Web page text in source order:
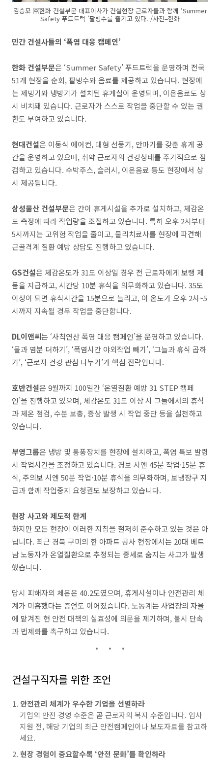
김승모 ㈜한화 건설부문 대표이사가 건설현장 근로자들과 함께 ‘Summer
Safety 푸드트럭 ’팥빙수를 즐기고 있다. /사진=한화
민간 건설사들의 ‘폭염 대응 캠페인’
한화 건설부문은 ‘Summer Safety’ 푸드트럭을 운영하며 전국
51개 현장을 순회, 팥빙수와 음료를 제공하고 있습니다. 현장에
는 제빙기와 냉방기가 설치된 휴게실이 운영되며, 이온음료도 상
시 비치돼 있습니다. 근로자가 스스로 작업을 중단할 수 있는 권
한도 부여하고 있습니다.
현대건설은 이동식 에어컨, 대형 선풍기, 안마기를 갖춘 휴게 공
간을 운영하고 있으며, 취약 근로자의 건강상태를 주기적으로 점
검하고 있습니다. 수박주스, 슬러시, 이온음료 등도 현장에서 상
시 제공됩니다.
삼성물산 건설부문은 간이 휴게시설을 추가로 설치하고, 체감온
도 측정에 따라 작업량을 조절하고 있습니다. 특히 오후 2시부터
5시까지는 고위험 작업을 줄이고, 물리치료사를 현장에 파견해
근골격계 질환 예방 상담도 진행하고 있습니다.
GS건설은 체감온도가 31도 이상일 경우 전 근로자에게 보랭 제
품을 지급하고, 시간당 10분 휴식을 의무화하고 있습니다. 35도
이상이 되면 휴식시간을 15분으로 늘리고, 이 온도가 오후 2시~5
시까지 지속될 경우 작업을 중단합니다.
DL이앤씨는 ‘사칙연산 폭염 대응 캠페인’을 운영하고 있습니다.
‘물과 염분 더하기’, ‘폭염시간 야외작업 빼기’, ‘그늘과 휴식 곱하
기’, ‘근로자 건강 관심 나누기’가 핵심 전략입니다.
호반건설은 9월까지 100일간 ‘온열질환 예방 31 STEP 캠페
인’을 진행하고 있으며, 체감온도 31도 이상 시 그늘에서의 휴식
과 체온 점검, 수분 보충, 증상 발생 시 작업 중단 등을 실천하고
있습니다.
부영그룹은 냉방 및 통풍장치를 현장에 설치하고, 폭염 특보 발령
시 작업시간을 조정하고 있습니다. 경보 시엔 45분 작업·15분 휴
식, 주의보 시엔 50분 작업·10분 휴식을 의무화하며, 보냉장구 지
급과 함께 작업중지 요청권도 보장하고 있습니다.
현장 사고와 제도적 한계
하지만 모든 현장이 이러한 지침을 철저히 준수하고 있는 것은 아
닙니다. 최근 경북 구미의 한 아파트 공사 현장에서는 20대 베트
남 노동자가 온열질환으로 추정되는 증세로 숨지는 사고가 발생
했습니다.
당시 피해자의 체온은 40.2도였으며, 휴게시설이나 안전관리 체
계가 미흡했다는 증언도 이어졌습니다. 노동계는 사업장의 자율
에 맡겨진 현 안전 대책의 실효성에 의문을 제기하며, 불시 단속
과 법제화를 촉구하고 있습니다.
건설구직자를 위한 조언
안전관리 체계가 우수한 기업을 선별하라
기업의 안전 경영 수준은 곧 근로자의 복지 수준입니다. 입사
지원 전, 해당 기업의 최근 안전캠페인이나 보도자료를 참고하
세요.
현장 경험이 중요할수록 ‘안전 문화’를 확인하라